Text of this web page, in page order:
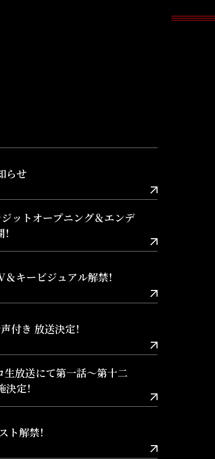
らせ
ットオープニング＆エンデ
キービジュアル解禁！
付き 放送決定！
放送にて第一話～第十二
定！
ト解禁！